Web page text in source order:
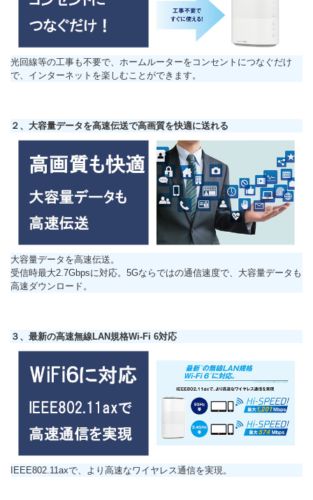
光回線等の工事も不要で、ホームルーターをコンセントにつなぐだけ
で、インターネットを楽しむことができます。
２、大容量データを高速伝送で高画質を快適に送れる
大容量データを高速伝送。
受信時最大2.7Gbpsに対応。5Gならではの通信速度で、大容量データも
高速ダウンロード。
３、最新の高速無線LAN規格Wi-Fi 6対応
IEEE802.11axで、より高速なワイヤレス通信を実現。